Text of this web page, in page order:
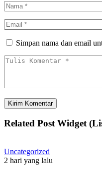
Simpan nama dan email
Related Post Widget
Uncategorized
2 hari yang lalu